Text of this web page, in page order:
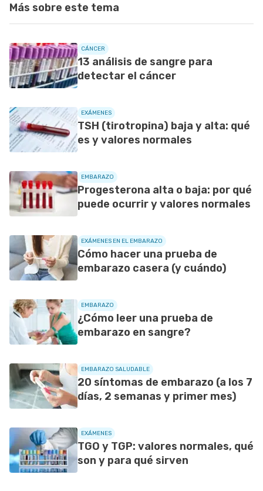
Más sobre este tema
CÁNCER
13 análisis de sangre para
detectar el cáncer
EXÁMENES
TSH (tirotropina) baja y alta: qué
es y valores normales
EMBARAZO
Progesterona alta o baja: por qué
puede ocurrir y valores normales
EXÁMENES EN EL EMBARAZO
Cómo hacer una prueba de
embarazo casera (y cuándo)
EMBARAZO
¿Cómo leer una prueba de
embarazo en sangre?
EMBARAZO SALUDABLE
20 síntomas de embarazo (a los 7
días, 2 semanas y primer mes)
EXÁMENES
TGO y TGP: valores normales, qué
son y para qué sirven